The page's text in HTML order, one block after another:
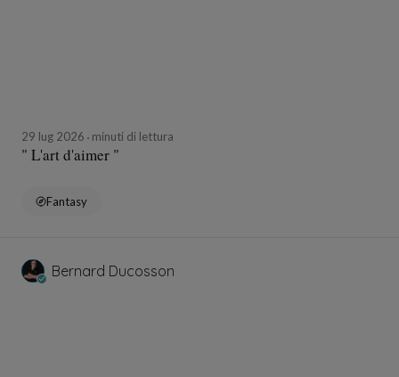
29 lug 2026 minuti di lettura
" L'art d'aimer "
Fantasy
Bernard Ducosson